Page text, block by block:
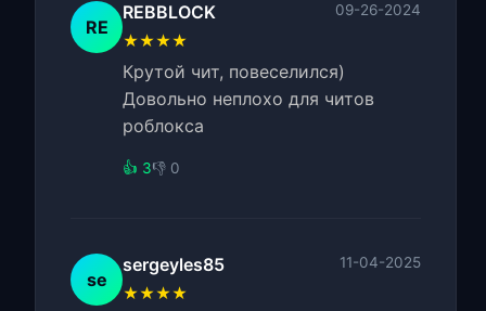
RE
REBBLOCK 09-26-2024
★★★★
Крутой чит, повеселился)
Довольно неплохо для читов
роблокса
👍 3👎 0
se
sergeyles85 11-04-2025
★★★★